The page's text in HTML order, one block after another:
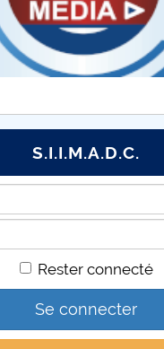
S.I.I.M.A.D.C.
Rester connecté
Se connecter